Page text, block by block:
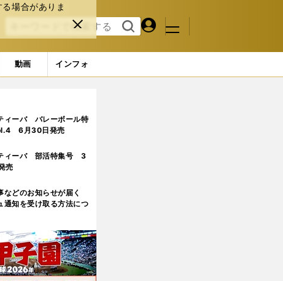
場合がありま
閉じ
る
検索
る
マイペ
ジ
メニュ
動画 インフォ
ィーバ バレーボール特
6月30日発売
ィーバ 部活特集号 3
売
などのお知らせが届く
通知を受け取る方法につ